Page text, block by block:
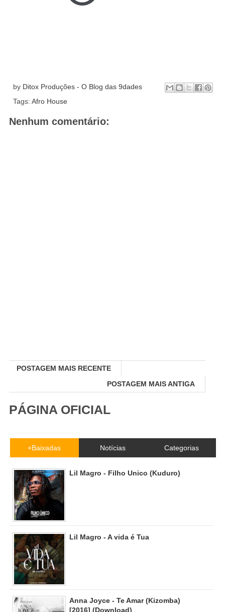
by Ditox Produções - O Blog das 9dades
Tags: Afro House
Nenhum comentário:
POSTAGEM MAIS RECENTE
POSTAGEM MAIS ANTIGA
PÁGINA OFICIAL
+Baixadas Notícias Categorias
Lil Magro - Filho Unico (Kuduro)
Lil Magro - A vida é Tua
Anna Joyce - Te Amar (Kizomba)
[2016] (Download)